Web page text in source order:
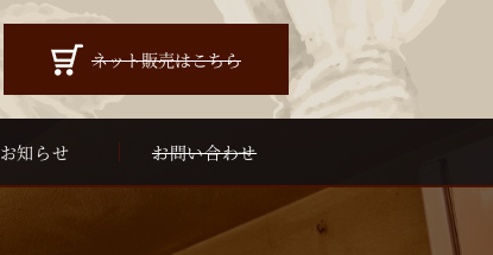
ネット販売はこちら
お知らせ お問い合わせ